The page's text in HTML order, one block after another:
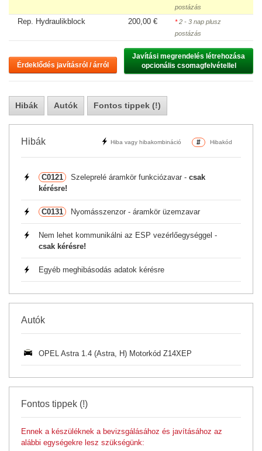
postázás
Rep. Hydraulikblock 200,00 € *2 - 3 nap plusz
postázás
Érdeklődés javításról / árról
Javítási megrendelés létrehozása
opcionális csomagfelvétellel
Hibák Autók Fontos tippek (!)
Hibák Hiba vagy hibakombináció # Hibakód
C0121 Szeleprelé áramkör funkciózavar - csak
kérésre!
C0131 Nyomásszenzor - áramkör üzemzavar
Nem lehet kommunikálni az ESP vezérlőegységgel -
csak kérésre!
Egyéb meghibásodás adatok kérésre
Autók
OPEL Astra 1.4 (Astra, H) Motorkód Z14XEP
Fontos tippek (!)
Ennek a készüléknek a bevizsgálásához és javításához az
alábbi egységekre lesz szükségünk: